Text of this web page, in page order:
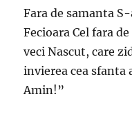
Fara de samanta
Fecioara Cel fara
veci Nascut, care
invierea cea sfanta
Amin!”